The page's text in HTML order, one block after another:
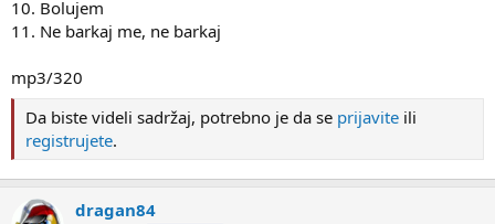
10. Bolujem
11. Ne barkaj me, ne barkaj
mp3/320
Da biste videli sadržaj, potrebno je da se prijavite ili
registrujete.
dragan84